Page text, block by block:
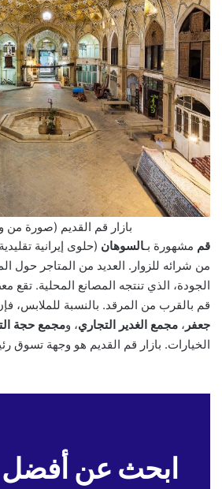
بازار قم القديم (صورة من
قم مشهورة بـالسوهان (حلوى إيرانية
من شرائه للزوار. العديد من المتاجر حول
الجودة، الذي تنتجه المصانع المحلية.
قم بالقرب من المرقد. بالنسبة للملابس،
جعفر ، مجمع الغدير التجاري، ومجمع حجة
الخيارات. بازار قم القديم هو وجهة تسوق
ابحث عن أفضل